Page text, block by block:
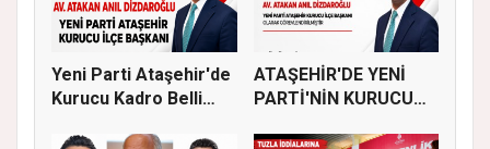
Yeni Parti Ataşehir'de
Kurucu Kadro Belli
ATAŞEHİR'DE YENİ
PARTİ'NİN KURUCU